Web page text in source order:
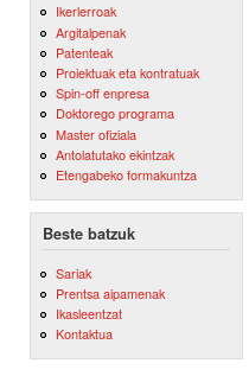
Ikerlerroak
Argitalpenak
Patenteak
Proiektuak eta kontratuak
Spin-off enpresa
Doktorego programa
Master ofiziala
Antolatutako ekintzak
Etengabeko formakuntza
Beste batzuk
Sariak
Prentsa aipamenak
Ikasleentzat
Kontaktua